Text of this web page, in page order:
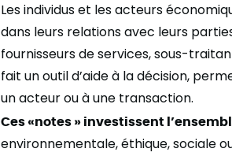
Les individus et les acteurs
dans leurs relations avec leurs
fournisseurs de services, sous-
fait un outil d’aide à la décision,
un acteur ou à une transaction.
Ces «notes » investissent
environnementale, éthique, sociale